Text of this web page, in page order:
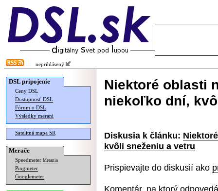
neprihlásený
DSL pripojenie
Ceny DSL
Dostupnosť DSL
Fórum o DSL
Výsledky meraní
Satelitná mapa SR
Merače
Speedmeter Merania
Pingmeter
Googlemeter
Niektoré oblasti
niekoľko dní,
Diskusia k článku:
kvôli sneženiu a vetru
Prispievajte do diskusií ako
Komentár, na ktorý